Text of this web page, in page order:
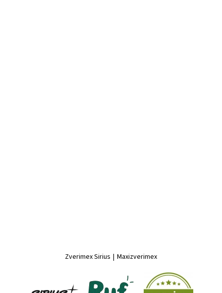
Zverimex Sirius | Maxizverimex